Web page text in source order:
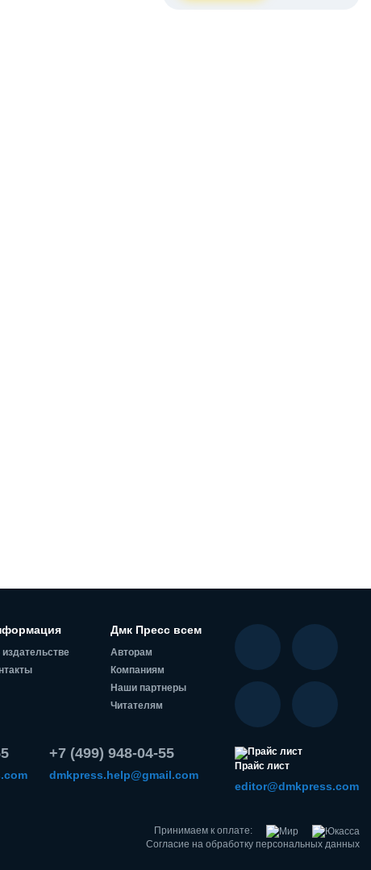
Дмк Пресс всем
Авторам
Компаниям
Наши партнеры
Читателям
+7 (499) 948-04-55
dmkpress.help@gmail.com
Прайс лист
editor@dmkpress.com
Принимаем к оплате:
Согласие на обработку персональных данных